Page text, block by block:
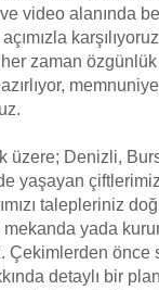
video alanında
her zaman
üzere; Denizli,
yaşayan
talepleriniz
mekanda yada
Çekimlerden önce
detaylı bir